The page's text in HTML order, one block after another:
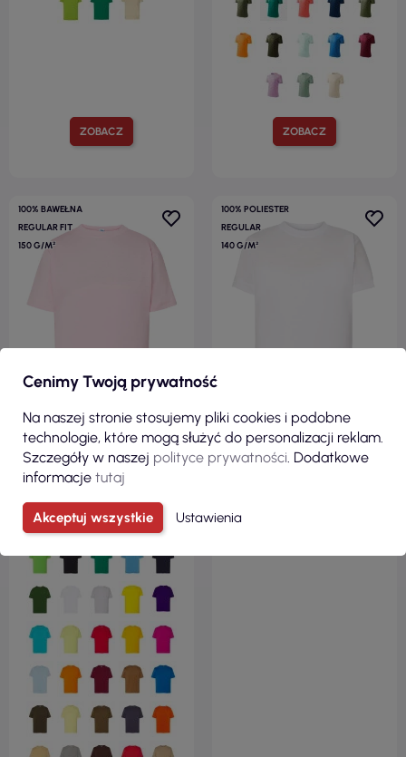
ZOBACZ ZOBACZ
100% BAWEŁNA
REGULAR FIT
150 G/M²
9,44 zł
( 11,61 zł brutto )
Koszulka dziecięca tsrk 150
regular kid różowy Jhk
100% POLIESTER
REGULAR
140 G/M²
11,20 zł
Koszulka dziecięca sublimacja
subli kid biały wydajny Jhk
Cenimy Twoją prywatność
Na naszej stronie stosujemy pliki cookies i podobne
technologie, które mogą służyć do personalizacji reklam.
Szczegóły w naszej polityce prywatności. Dodatkowe
informacje tutaj
Akceptuj wszystkie Ustawienia